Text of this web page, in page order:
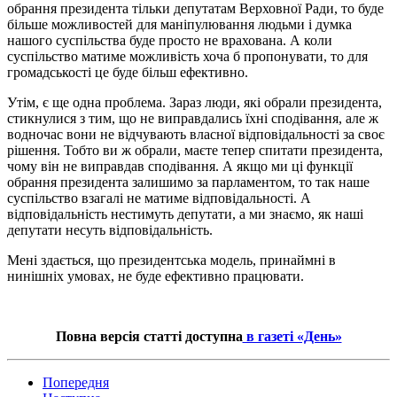
обрання президента тільки депутатам Верховної Ради, то буде
більше можливостей для маніпулювання людьми і думка
нашого суспільства буде просто не врахована. А коли
суспільство матиме можливість хоча б пропонувати, то для
громадськості це буде більш ефективно.
Утім, є ще одна проблема. Зараз люди, які обрали президента,
стикнулися з тим, що не виправдались їхні сподівання, але ж
водночас вони не відчувають власної відповідальності за своє
рішення. Тобто ви ж обрали, маєте тепер спитати президента,
чому він не виправдав сподівання. А якщо ми ці функції
обрання президента залишимо за парламентом, то так наше
суспільство взагалі не матиме відповідальності. А
відповідальність нестимуть депутати, а ми знаємо, як наші
депутати несуть відповідальність.
Мені здається, що президентська модель, принаймні в
нинішніх умовах, не буде ефективно працювати.
Повна версія статті доступна в газеті «День»
Попередня